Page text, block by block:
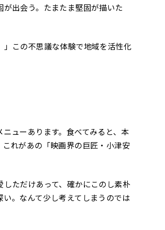
出会う。たまたま堅固が描いた
」この不思議な体験で地域を活性化
ューあります。食べてみると、本
れがあの「映画界の巨匠・小津安
ただけあって、確かにこのし素朴
。なんて少し考えてしまうのでは